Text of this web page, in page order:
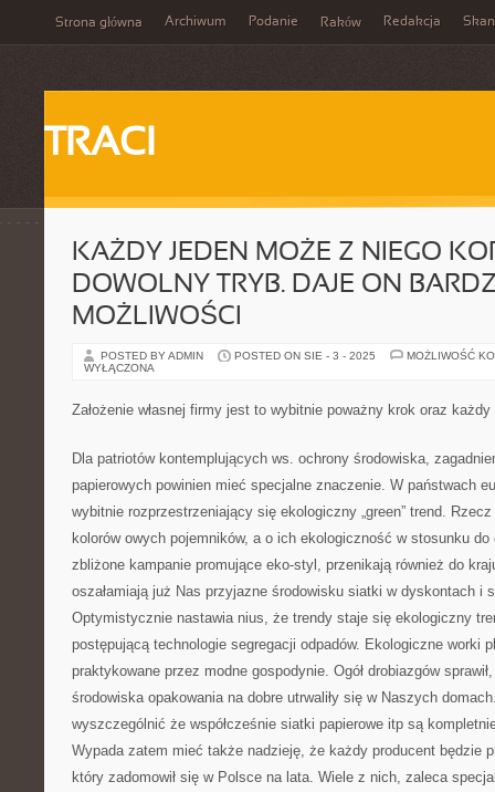
Strona główna Archiwum Podanie Raków Redakcja
TRACI
KAŻDY JEDEN MOŻE Z NIEGO
DOWOLNY TRYB. DAJE ON
MOŻLIWOŚCI
POSTED BY ADMIN POSTED ON SIE - 3 - 2025
MOŻLIWOŚĆ
WYŁĄCZONA
Założenie własnej firmy jest to wybitnie poważny krok oraz każdy
Dla patriotów kontemplujących ws. ochrony środowiska,
papierowych powinien mieć specjalne znaczenie. W państwach
wybitnie rozprzestrzeniający się ekologiczny „green” trend.
kolorów owych pojemników, a o ich ekologiczność w stosunku
zbliżone kampanie promujące eko-styl, przenikają również do
oszałamiają już Nas przyjazne środowisku siatki w dyskontach i
Optymistycznie nastawia nius, że trendy staje się ekologiczny
postępującą technologie segregacji odpadów. Ekologiczne worki
praktykowane przez modne gospodynie. Ogół drobiazgów
środowiska opakowania na dobre utrwaliły się w Naszych
wyszczególnić że współcześnie siatki papierowe itp są
Wypada zatem mieć także nadzieję, że każdy producent będzie
który zadomowił się w Polsce na lata. Wiele z nich, zaleca